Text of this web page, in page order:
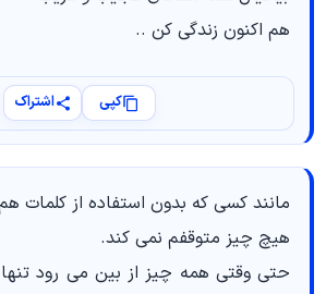
هم اکنون زندگی کن ..
کپی اشتراک
مانند کسی که بدون استفاده از کلمات
هیچ چیز متوقفم نمی‌ کند.
حتی وقتی همه چیز از بین می‌ رود